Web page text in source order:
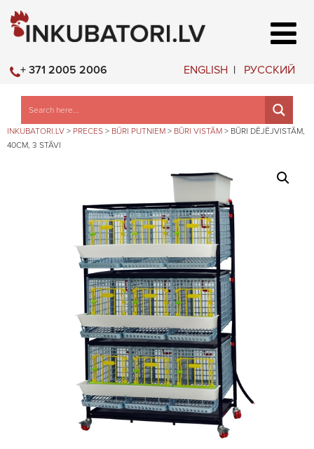
ENGLISH РУССКИЙ
+ 371 2005 2006
INKUBATORI.LV > PRECES > BŪRI PUTNIEM > BŪRI VISTĀM > BŪRI DĒJĒJVISTĀM,
40CM, 3 STĀVI